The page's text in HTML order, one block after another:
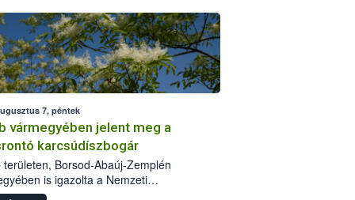
7, péntek
vármegyében jelent meg a
karcsúdíszbogár
területen, Borsod-Abaúj-Zemplén
is igazolta a Nemzeti
biztonsági Hivatal (Nébih) a